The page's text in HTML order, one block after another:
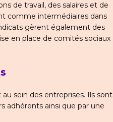
de travail, des salaires et de
comme intermédiaires dans
gèrent également des
en place de comités sociaux
sein des entreprises. Ils sont
adhérents ainsi que par une